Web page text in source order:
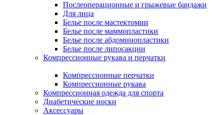
Послеоперационные и грыжевые бандажи
Для лица
Белье после мастектомии
Белье после маммопластики
Белье после абдоминопластики
Белье после липосакции
Компрессионные рукава и перчатки
Компрессионные перчатки
Компрессионные рукава
Компрессионная одежда для спорта
Диабетические носки
Аксессуары